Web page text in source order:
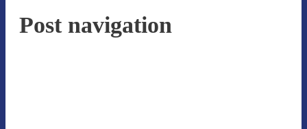
Post navigation